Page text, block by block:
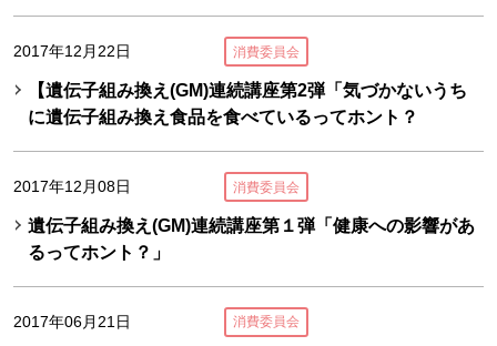
2017年12月22日 消費委員会
【遺伝子組み換え(GM)連続講座第2弾「気づかないうち
に遺伝子組み換え食品を食べているってホント？
2017年12月08日 消費委員会
遺伝子組み換え(GM)連続講座第１弾「健康への影響があ
るってホント？」
2017年06月21日 消費委員会